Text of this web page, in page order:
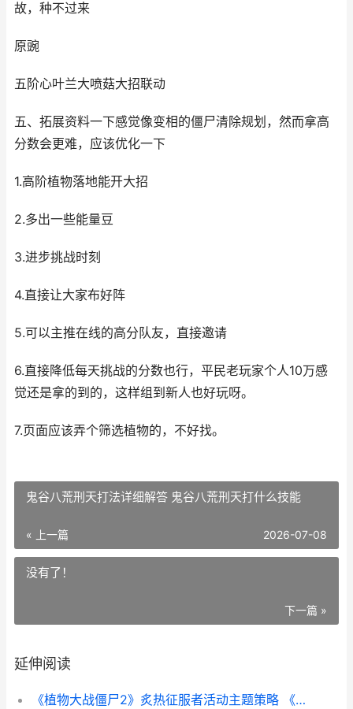
故，种不过来
原豌
五阶心叶兰大喷菇大招联动
五、拓展资料一下感觉像变相的僵尸清除规划，然而拿高
分数会更难，应该优化一下
1.高阶植物落地能开大招
2.多出一些能量豆
3.进步挑战时刻
4.直接让大家布好阵
5.可以主推在线的高分队友，直接邀请
6.直接降低每天挑战的分数也行，平民老玩家个人10万感
觉还是拿的到的，这样组到新人也好玩呀。
7.页面应该弄个筛选植物的，不好找。
鬼谷八荒刑天打法详细解答 鬼谷八荒刑天打什么技能
« 上一篇 2026-07-08
没有了！
下一篇 »
延伸阅读
《植物大战僵尸2》炙热征服者活动主题策略 《植物大战僵尸》